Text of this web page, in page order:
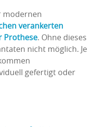
modernen
verankerten
Prothese. Ohne dieses
nicht möglich. Je
gefertigt oder